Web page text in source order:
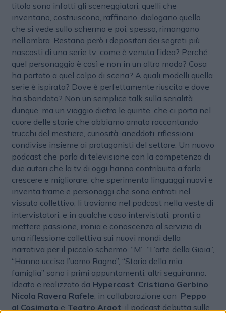
titolo sono infatti gli sceneggiatori, quelli che
inventano, costruiscono, raffinano, dialogano quello
che si vede sullo schermo e poi, spesso, rimangono
nell’ombra. Restano però i depositari dei segreti più
nascosti di una serie tv: come è venuta l’idea? Perché
quel personaggio è così e non in un altro modo? Cosa
ha portato a quel colpo di scena? A quali modelli quella
serie è ispirata? Dove è perfettamente riuscita e dove
ha sbandato? Non un semplice talk sulla serialità
dunque, ma un viaggio dietro le quinte, che ci porta nel
cuore delle storie che abbiamo amato raccontando
trucchi del mestiere, curiosità, aneddoti, riflessioni
condivise insieme ai protagonisti del settore. Un nuovo
podcast che parla di televisione con la competenza di
due autori che la tv di oggi hanno contribuito a farla
crescere e migliorare, che sperimenta linguaggi nuovi e
inventa trame e personaggi che sono entrati nel
vissuto collettivo; li troviamo nel podcast nella veste di
intervistatori, e in qualche caso intervistati, pronti a
mettere passione, ironia e conoscenza al servizio di
una riflessione collettiva sui nuovi mondi della
narrativa per il piccolo schermo. “M”, “L’arte della Gioia”,
“Hanno ucciso l’uomo Ragno”, “Storia della mia
famiglia” sono i primi appuntamenti, altri seguiranno.
Ideato e realizzato da Hypercast, Cristiano Gerbino,
Nicola Ravera Rafele, in collaborazione con Peppo
al CosimatoeTeatro Argot, il podcast debutta sulle